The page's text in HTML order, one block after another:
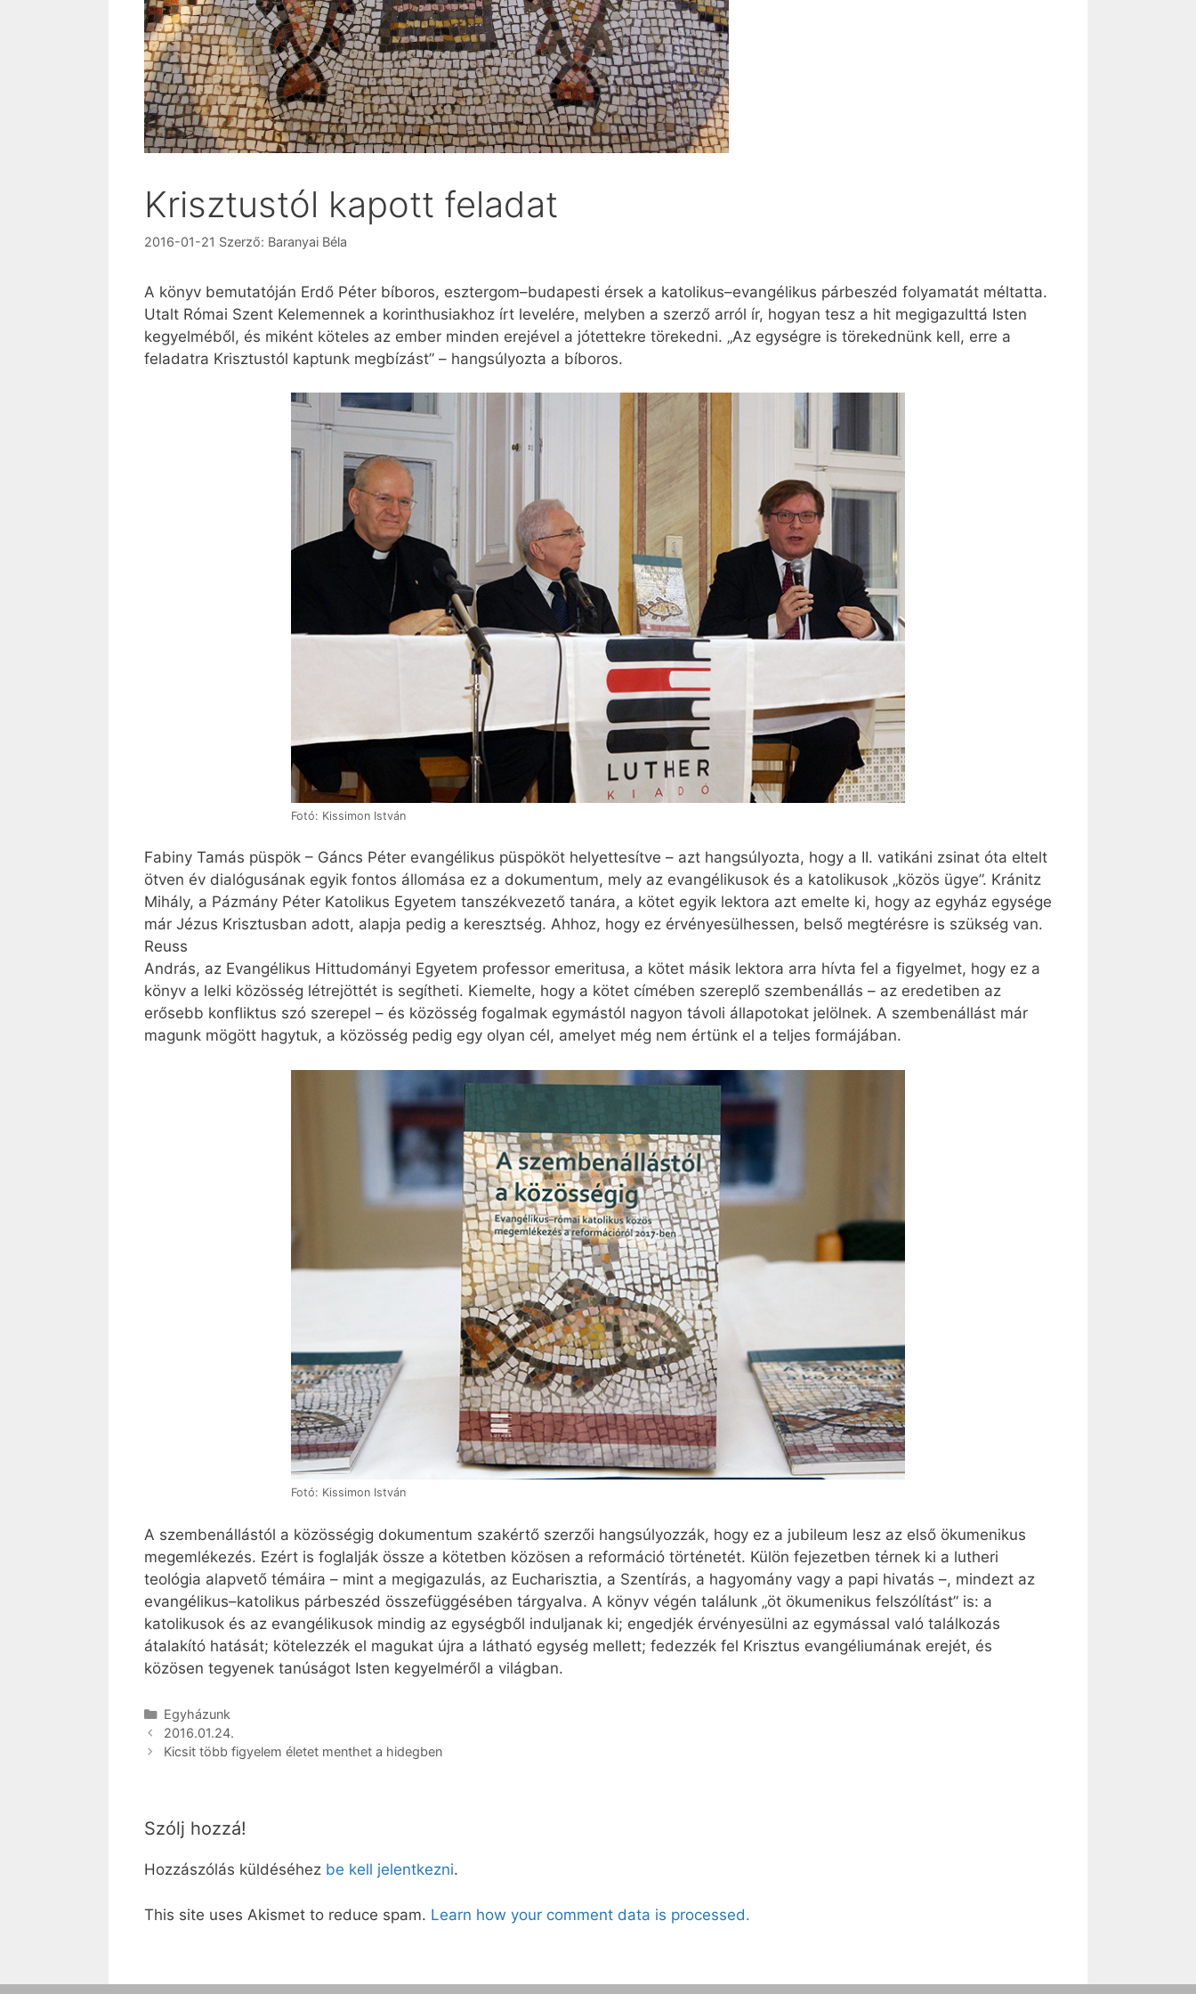
Krisztustól kapott feladat
2016-01-21 Szerző: Baranyai Béla
A könyv bemutatóján Erdő Péter bíboros, esztergom–budapesti érsek a katolikus–evangélikus párbeszéd folyamatát méltatta.
Utalt Római Szent Kelemennek a korinthusiakhoz írt levelére, melyben a szerző arról ír, hogyan tesz a hit megigazulttá Isten
kegyelméből, és miként köteles az ember minden erejével a jótettekre törekedni. „Az egységre is törekednünk kell, erre a
feladatra Krisztustól kaptunk megbízást” – hangsúlyozta a bíboros.
Fotó: Kissimon István
Fabiny Tamás püspök – Gáncs Péter evangélikus püspököt helyettesítve – azt hangsúlyozta, hogy a II. vatikáni zsinat óta eltelt
ötven év dialógusának egyik fontos állomása ez a dokumentum, mely az evangélikusok és a katolikusok „közös ügye”. Kránitz
Mihály, a Pázmány Péter Katolikus Egyetem tanszékvezető tanára, a kötet egyik lektora azt emelte ki, hogy az egyház egysége
már Jézus Krisztusban adott, alapja pedig a keresztség. Ahhoz, hogy ez érvényesülhessen, belső megtérésre is szükség van.
Reuss
András, az Evangélikus Hittudományi Egyetem professor emeritusa, a kötet másik lektora arra hívta fel a figyelmet, hogy ez a
könyv a lelki közösség létrejöttét is segítheti. Kiemelte, hogy a kötet címében szereplő szembenállás – az eredetiben az
erősebb konfliktus szó szerepel – és közösség fogalmak egymástól nagyon távoli állapotokat jelölnek. A szembenállást már
magunk mögött hagytuk, a közösség pedig egy olyan cél, amelyet még nem értünk el a teljes formájában.
Fotó: Kissimon István
A szembenállástól a közösségig dokumentum szakértő szerzői hangsúlyozzák, hogy ez a jubileum lesz az első ökumenikus
megemlékezés. Ezért is foglalják össze a kötetben közösen a reformáció történetét. Külön fejezetben térnek ki a lutheri
teológia alapvető témáira – mint a megigazulás, az Eucharisztia, a Szentírás, a hagyomány vagy a papi hivatás –, mindezt az
evangélikus–katolikus párbeszéd összefüggésében tárgyalva. A könyv végén találunk „öt ökumenikus felszólítást” is: a
katolikusok és az evangélikusok mindig az egységből induljanak ki; engedjék érvényesülni az egymással való találkozás
átalakító hatását; kötelezzék el magukat újra a látható egység mellett; fedezzék fel Krisztus evangéliumának erejét, és
közösen tegyenek tanúságot Isten kegyelméről a világban.
Kategória
Egyházunk
2016.01.24.
Kicsit több figyelem életet menthet a hidegben
Szólj hozzá!
Hozzászólás küldéséhez be kell jelentkezni.
This site uses Akismet to reduce spam. Learn how your comment data is processed.